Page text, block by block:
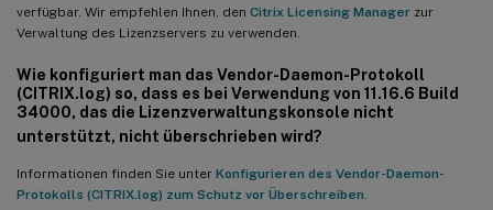
verfügbar. Wir empfehlen Ihnen, den Citrix Licensing Manager zur
Verwaltung des Lizenzservers zu verwenden.
Wie konfiguriert man das Vendor-Daemon-Protokoll
(CITRIX.log) so, dass es bei Verwendung von 11.16.6 Build
34000, das die Lizenzverwaltungskonsole nicht
unterstützt, nicht überschrieben wird?
Informationen finden Sie unter Konfigurieren des Vendor-Daemon-
Protokolls (CITRIX.log) zum Schutz vor Überschreiben